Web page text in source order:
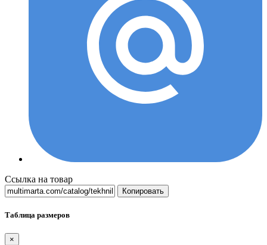
Ссылка на товар
Копировать
Таблица размеров
×